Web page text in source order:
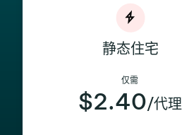
静态住宅
仅需
$2.40/代理